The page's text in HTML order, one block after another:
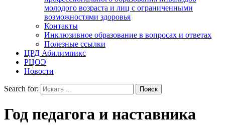
молодого возраста и лиц с ограниченными
возможностями здоровья
Контакты
Инклюзивное образование в вопросах и ответах
Полезные ссылки
ЦРД Абилимпикс
РЦОЭ
Новости
Search for:
Год педагога и наставника